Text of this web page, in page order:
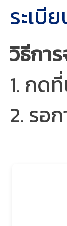
ระเบี
วิธีกา
1. กด
2. รอ